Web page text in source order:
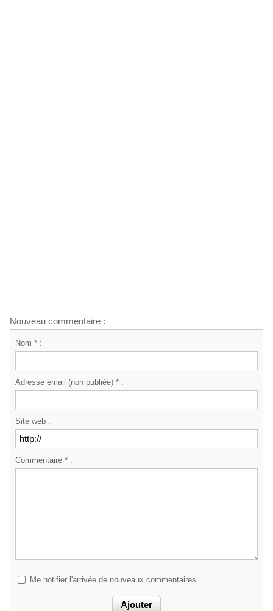
Nouveau commentaire :
Nom * :
Adresse email (non publiée) * :
Site web :
Commentaire * :
Me notifier l'arrivée de nouveaux commentaires